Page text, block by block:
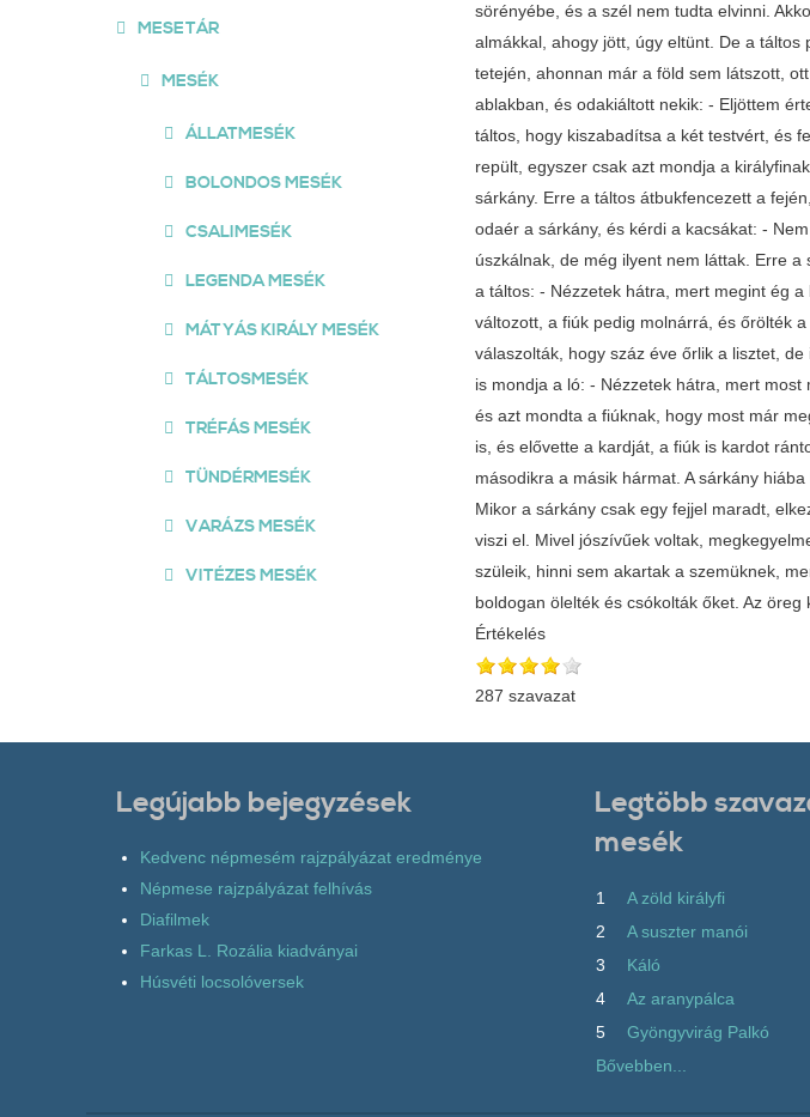
sörényébe, és a szél nem tudta elvinni.
almákkal, ahogy jött, úgy eltünt. De a
tetején, ahonnan már a föld sem látszott,
ablakban, és odakiáltott nekik: - Eljöttem
táltos, hogy kiszabadítsa a két testvért, és
repült, egyszer csak azt mondja a
sárkány. Erre a táltos átbukfencezett a
odaér a sárkány, és kérdi a kacsákat: -
úszkálnak, de még ilyent nem láttak. Erre
a táltos: - Nézzetek hátra, mert megint ég
változott, a fiúk pedig molnárrá, és őrölték
válaszolták, hogy száz éve őrlik a lisztet,
is mondja a ló: - Nézzetek hátra, mert
és azt mondta a fiúknak, hogy most már
is, és elővette a kardját, a fiúk is kardot
másodikra a másik hármat. A sárkány
Mikor a sárkány csak egy fejjel maradt,
viszi el. Mivel jószívűek voltak,
szüleik, hinni sem akartak a szemüknek,
boldogan ölelték és csókolták őket. Az
Értékelés
287 szavazat
MESETÁR
MESÉK
ÁLLATMESÉK
BOLONDOS MESÉK
CSALIMESÉK
LEGENDA MESÉK
MÁTYÁS KIRÁLY MESÉK
TÁLTOSMESÉK
TRÉFÁS MESÉK
TÜNDÉRMESÉK
VARÁZS MESÉK
VITÉZES MESÉK
Legújabb bejegyzések
Kedvenc népmesém rajzpályázat eredménye
Népmese rajzpályázat felhívás
Diafilmek
Farkas L. Rozália kiadványai
Húsvéti locsolóversek
Legtöbb
mesék
1
A zöld királyfi
2
A suszter manói
3
Káló
4
Az aranypálca
5
Gyöngyvirág Palkó
Bővebben...